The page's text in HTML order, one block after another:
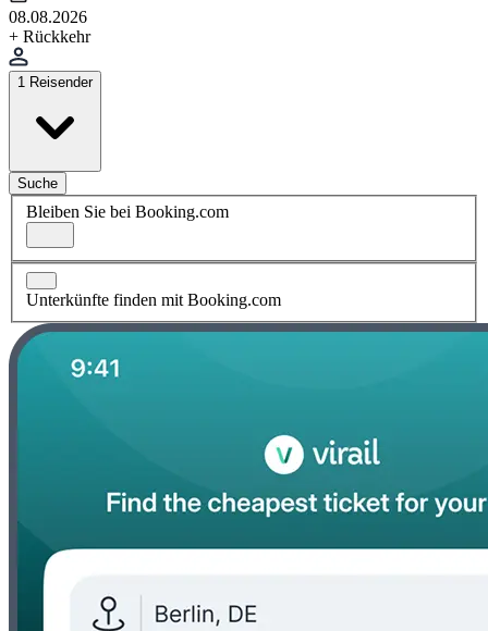
08.08.2026
+ Rückkehr
1 Reisender
Suche
Bleiben Sie bei Booking.com
Unterkünfte finden mit Booking.com